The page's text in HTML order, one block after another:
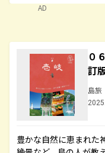
AD
０
訂
島旅
豊かな自然に恵まれた